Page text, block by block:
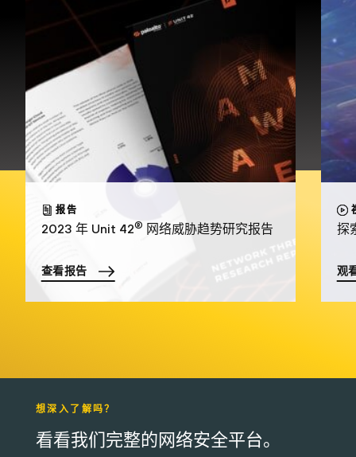
报告
2023 年 Unit 42® 网络威胁趋势研究报告
查看报告
探
观
想深入了解吗？
看看我们完整的网络安全平台。